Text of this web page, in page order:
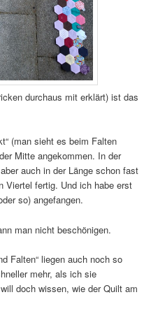
durchaus mit erklärt) ist das
(man sieht es beim Falten
Mitte angekommen. In der
auch in der Länge schon fast
fertig. Und ich habe erst
so) angefangen.
man nicht beschönigen.
Falten“ liegen auch noch so
mehr, als ich sie
doch wissen, wie der Quilt am